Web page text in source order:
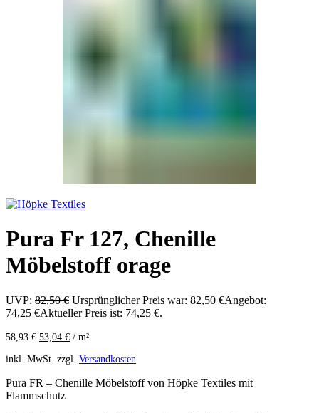
Pura Fr 127, Chenille
Möbelstoff orage
UVP: 82,50€ Ursprünglicher Preis war: 82,50 €Angebot:
74,25 €Aktueller Preis ist: 74,25 €.
58,93€ 53,04 € / m²
inkl. MwSt. zzgl. Versandkosten
Pura FR – Chenille Möbelstoff von Höpke Textiles mit
Flammschutz